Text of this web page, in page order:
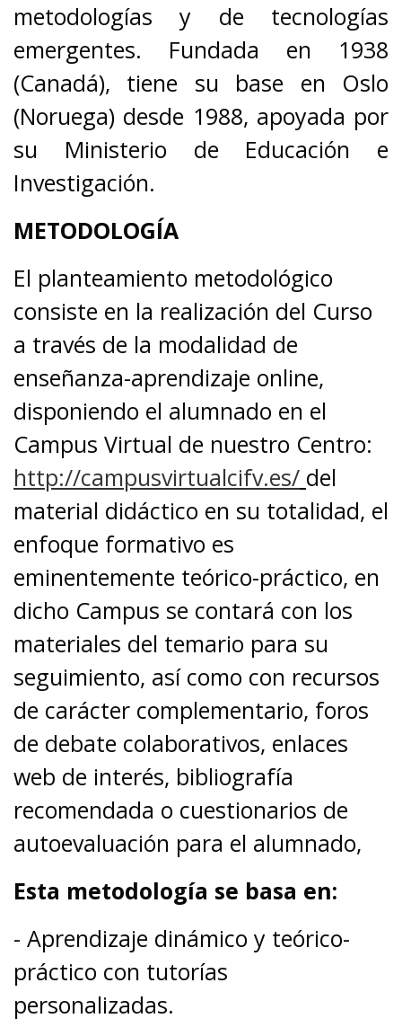
metodologías y de tecnologías
emergentes. Fundada en 1938
(Canadá), tiene su base en Oslo
(Noruega) desde 1988, apoyada por
su Ministerio de Educación e
Investigación.
METODOLOGÍA
El planteamiento metodológico
consiste en la realización del Curso
a través de la modalidad de
enseñanza-aprendizaje online,
disponiendo el alumnado en el
Campus Virtual de nuestro Centro:
http://campusvirtualcifv.es/ del
material didáctico en su totalidad, el
enfoque formativo es
eminentemente teórico-práctico, en
dicho Campus se contará con los
materiales del temario para su
seguimiento, así como con recursos
de carácter complementario, foros
de debate colaborativos, enlaces
web de interés, bibliografía
recomendada o cuestionarios de
autoevaluación para el alumnado,
Esta metodología se basa en:
- Aprendizaje dinámico y teórico-
práctico con tutorías
personalizadas.